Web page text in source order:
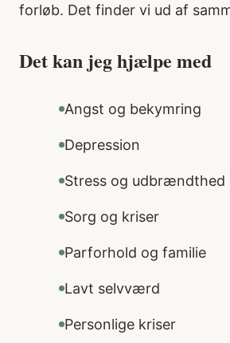
forløb. Det finder vi ud af
Det kan jeg hjælpe med
Angst og bekymring
Depression
Stress og udbrændthed
Sorg og kriser
Parforhold og familie
Lavt selvværd
Personlige kriser